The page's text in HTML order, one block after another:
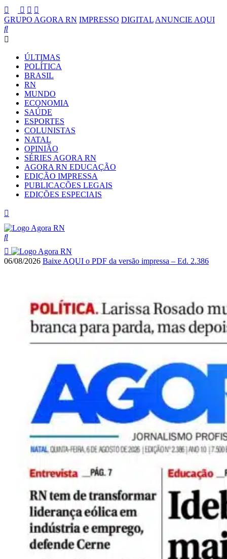
GRUPO AGORA RN IMPRESSO DIGITAL ANUNCIE AQUI
ÚLTIMAS
POLÍTICA
BRASIL
RN
MUNDO
ECONOMIA
SAÚDE
ESPORTES
COLUNISTAS
NATAL
OPINIÃO
SÉRIES AGORA RN
AGORA RN EDUCAÇÃO
EDIÇÃO IMPRESSA
PUBLICAÇÕES LEGAIS
EDIÇÕES ESPECIAIS
06/08/2026 Baixe AQUI o PDF da versão impressa – Ed. 2.386